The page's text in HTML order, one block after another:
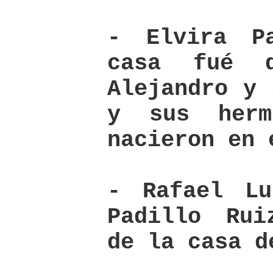
- Elvira
casa fué
Alejandro y
y sus
nacieron en
- Rafael
Padillo
de la casa